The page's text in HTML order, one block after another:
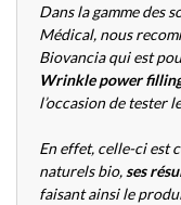
Dans la gamme des
Médical, nous
Biovancia qui est
Wrinkle power
l’occasion de tester
En effet, celle-ci est
naturels bio, ses
faisant ainsi le